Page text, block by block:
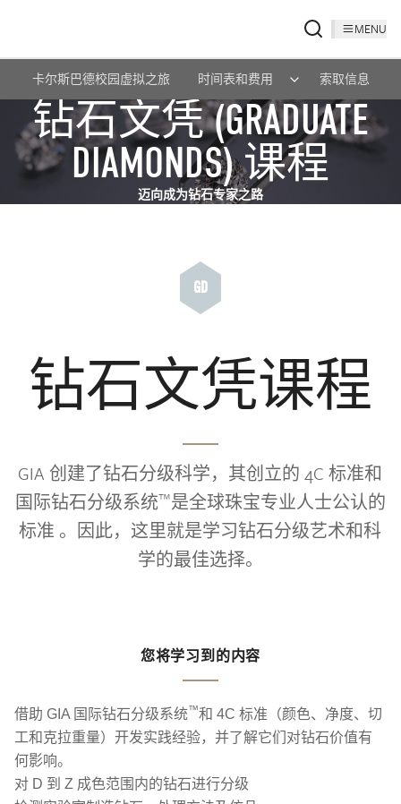
MENU
卡尔斯巴德校园虚拟之旅 时间表和费用 索取信息
钻石文凭 (GRADUATE
DIAMONDS) 课程
迈向成为钻石专家之路
GD
钻石文凭课程
GIA 创建了钻石分级科学，其创立的 4C 标准和
国际钻石分级系统™是全球珠宝专业人士公认的
标准 。因此，这里就是学习钻石分级艺术和科
学的最佳选择。
您将学习到的内容
借助 GIA 国际钻石分级系统™和 4C 标准（颜色、净度、切
工和克拉重量）开发实践经验，并了解它们对钻石价值有
何影响。
对 D 到 Z 成色范围内的钻石进行分级